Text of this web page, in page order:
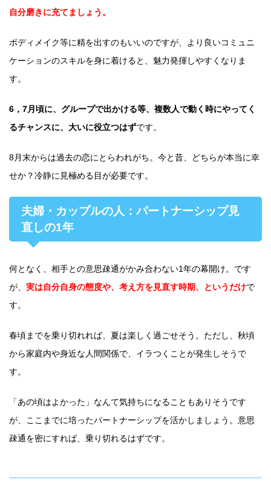
自分磨きに充てましょう。
ボディメイク等に精を出すのもいいのですが、より良いコミュニ
ケーションのスキルを身に着けると、魅力発揮しやすくなりま
す。
6，7月頃に、グループで出かける等、複数人で動く時にやってく
るチャンスに、大いに役立つはずです。
8月末からは過去の恋にとらわれがち。今と昔、どちらが本当に幸
せか？冷静に見極める目が必要です。
夫婦・カップルの人：パートナーシップ見
直しの1年
何となく、相手との意思疎通がかみ合わない1年の幕開け。です
が、 実は自分自身の態度や、考え方を見直す時期、というだけで
す。
春頃までを乗り切れれば、夏は楽しく過ごせそう。ただし、秋頃
から家庭内や身近な人間関係で、イラつくことが発生しそうで
す。
「あの頃はよかった」なんて気持ちになることもありそうです
が、ここまでに培ったパートナーシップを活かしましょう。意思
疎通を密にすれば、乗り切れるはずです。